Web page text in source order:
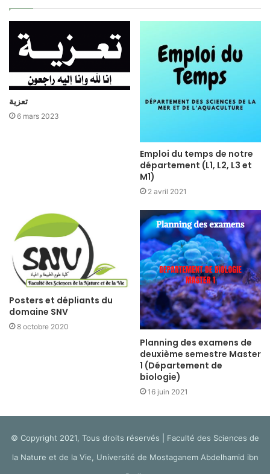
تعزية
6 mars 2023
Emploi du temps de notre
département (L1, L2, L3 et
M1)
2 avril 2021
Posters et dépliants du
domaine SNV
8 octobre 2020
Planning des examens de
deuxième semestre Master
1 (Département de
biologie)
16 juin 2021
© Copyright 2021, Tous droits réservés | Faculté des Sciences de
la Nature et de la Vie, Université de Mostaganem Abdelhamid ibn